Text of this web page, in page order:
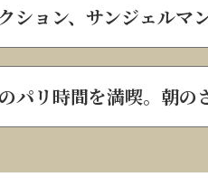
ション、サンジェルマ
パリ時間を満喫。朝の